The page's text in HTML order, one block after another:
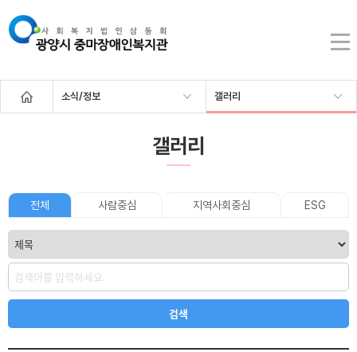
소식/정보 갤러리
갤러리
전체 사람중심 지역사회중심 ESG